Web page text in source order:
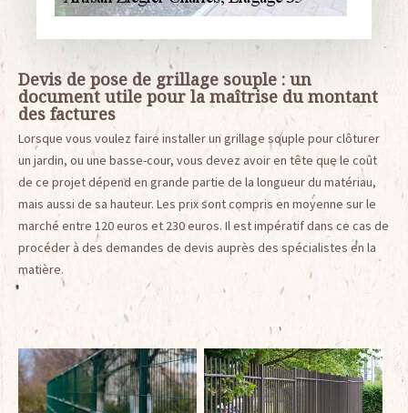
Devis de pose de grillage souple : un
document utile pour la maîtrise du montant
des factures
Lorsque vous voulez faire installer un grillage souple pour clôturer
un jardin, ou une basse-cour, vous devez avoir en tête que le coût
de ce projet dépend en grande partie de la longueur du matériau,
mais aussi de sa hauteur. Les prix sont compris en moyenne sur le
marché entre 120 euros et 230 euros. Il est impératif dans ce cas de
procéder à des demandes de devis auprès des spécialistes en la
matière.